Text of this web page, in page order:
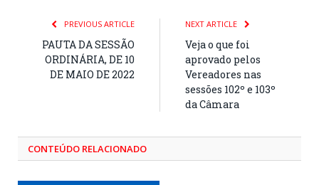
PREVIOUS ARTICLE
PAUTA DA SESSÃO
ORDINÁRIA, DE 10
DE MAIO DE 2022
NEXT ARTICLE
Veja o que foi
aprovado pelos
Vereadores nas
sessões 102º e 103º
da Câmara
CONTEÚDO RELACIONADO